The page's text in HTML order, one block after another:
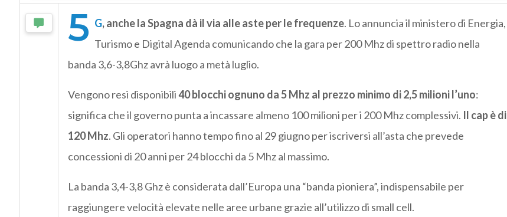
5 G, anche la Spagna dà il via alle aste per le frequenze. Lo annuncia il ministero di Energia,
Turismo e Digital Agenda comunicando che la gara per 200 Mhz di spettro radio nella
banda 3,6-3,8Ghz avrà luogo a metà luglio.
Vengono resi disponibili40 blocchi ognuno da 5 Mhz al prezzo minimo di 2,5 milioni l’uno:
significa che il governo punta a incassare almeno 100 milioni per i 200 Mhz complessivi. Il cap è di
120 Mhz. Gli operatori hanno tempo fino al 29 giugno per iscriversi all’asta che prevede
concessioni di 20 anni per 24 blocchi da 5 Mhz al massimo.
La banda 3,4-3,8 Ghz è considerata dall’Europa una “banda pioniera”, indispensabile per
raggiungere velocità elevate nelle aree urbane grazie all’utilizzo di small cell.